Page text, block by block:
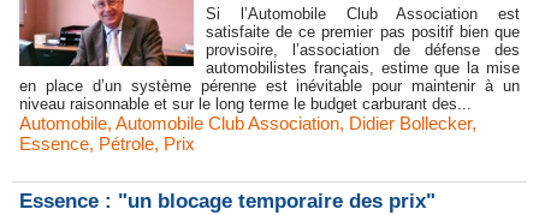
Si l’Automobile Club Association est
satisfaite de ce premier pas positif bien que
provisoire, l’association de défense des
automobilistes français, estime que la mise
en place d’un système pérenne est inévitable pour maintenir à un
niveau raisonnable et sur le long terme le budget carburant des...
Automobile, Automobile Club Association, Didier Bollecker,
Essence, Pétrole, Prix
Essence : "un blocage temporaire des prix"